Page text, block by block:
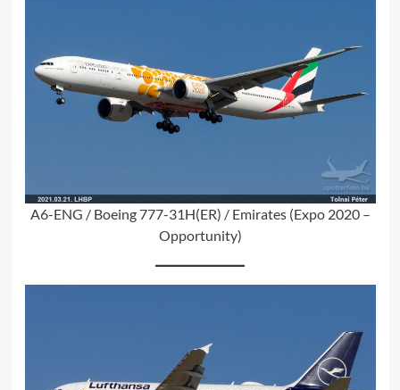
A6-ENG / Boeing 777-31H(ER) / Emirates (Expo 2020 –
Opportunity)